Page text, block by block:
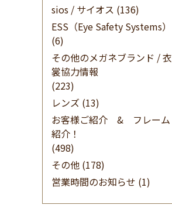
sios / サイオス (136)
ESS（Eye Safety Systems）
(6)
その他のメガネブランド / 衣
裳協力情報
(223)
レンズ (13)
お客様ご紹介 & フレーム
紹介！
(498)
その他 (178)
営業時間のお知らせ (1)